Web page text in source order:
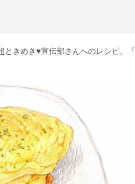
ときめき♥宣伝部さんへのレシピ、『